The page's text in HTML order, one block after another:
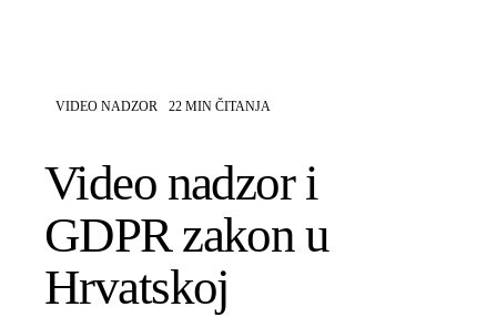
VIDEO NADZOR 22 MIN ČITANJA
Video nadzor i
GDPR zakon u
Hrvatskoj